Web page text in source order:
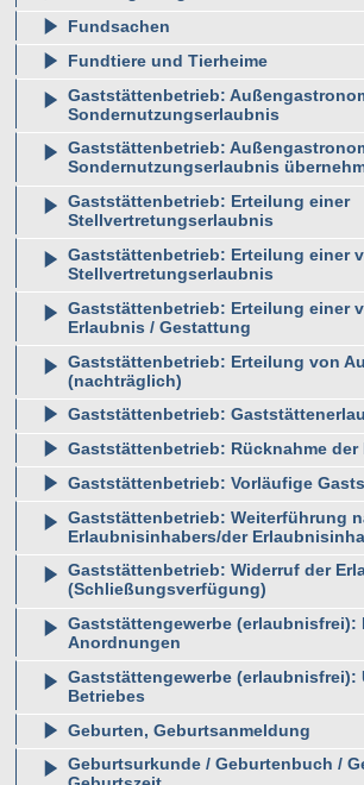
Fundsachen
Fundtiere und Tierheime
Gaststättenbetrieb:
Sondernutzungserlaubnis
Gaststättenbetrieb:
Sondernutzungserlaubnis
Gaststättenbetrieb: Erteilung einer
Stellvertretungserlaubnis
Gaststättenbetrieb: Erteilung einer
Stellvertretungserlaubnis
Gaststättenbetrieb: Erteilung einer
Erlaubnis / Gestattung
Gaststättenbetrieb: Erteilung von
(nachträglich)
Gaststättenbetrieb:
Gaststättenbetrieb: Rücknahme der
Gaststättenbetrieb: Vorläufige
Gaststättenbetrieb: Weiterführung
Erlaubnisinhabers/der
Gaststättenbetrieb: Widerruf der
(Schließungsverfügung)
Gaststättengewerbe (erlaubnisfrei):
Anordnungen
Gaststättengewerbe (erlaubnisfrei):
Betriebes
Geburten, Geburtsanmeldung
Geburtsurkunde / Geburtenbuch /